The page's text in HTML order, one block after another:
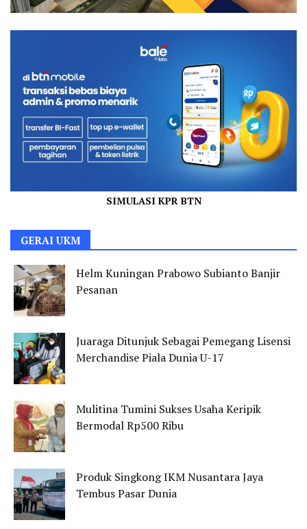
SIMULASI KPR BTN
GERAI UKM
Helm Kuningan Prabowo Subianto Banjir
Pesanan
Juaraga Ditunjuk Sebagai Pemegang Lisensi
Merchandise Piala Dunia U-17
Mulitina Tumini Sukses Usaha Keripik
Bermodal Rp500 Ribu
Produk Singkong IKM Nusantara Jaya
Tembus Pasar Dunia